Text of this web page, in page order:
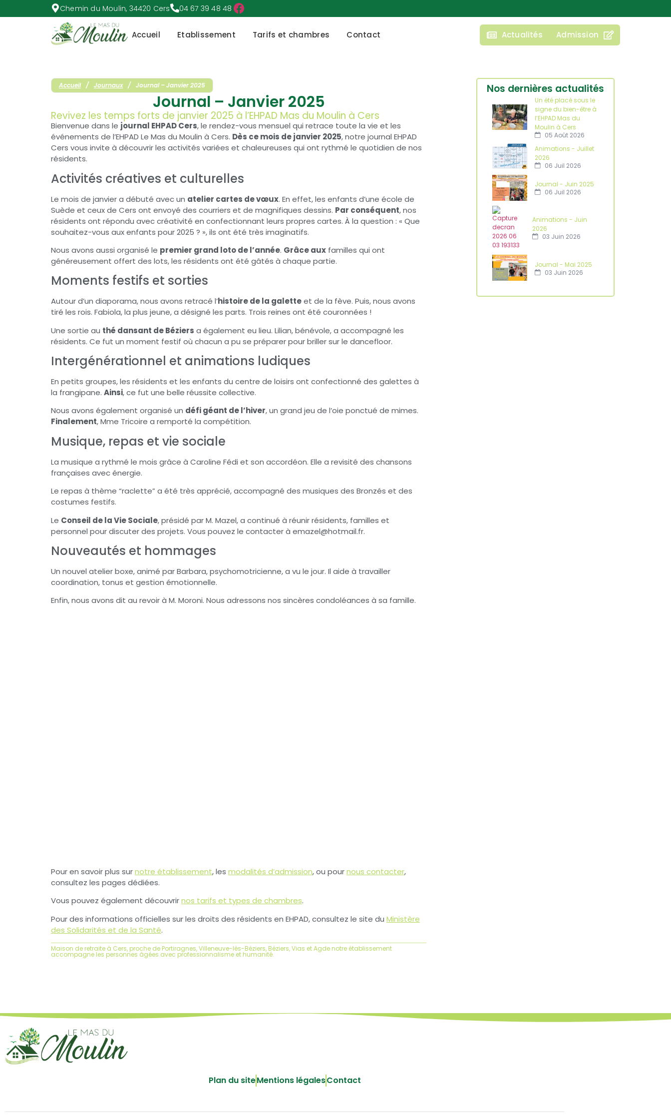
Chemin du Moulin, 34420 Cers 04 67 39 48 48
Accueil Etablissement Tarifs et chambres Contact Actualités Admission
Accueil / Journaux / Journal – Janvier 2025
Journal – Janvier 2025
Revivez les temps forts de janvier 2025 à l’EHPAD Mas du Moulin à Cers
Bienvenue dans le journal EHPAD Cers, le rendez-vous mensuel qui retrace toute la vie et les
événements de l’EHPAD Le Mas du Moulin à Cers. Dès ce mois de janvier 2025, notre journal EHPAD
Cers vous invite à découvrir les activités variées et chaleureuses qui ont rythmé le quotidien de nos
résidents.
Activités créatives et culturelles
Le mois de janvier a débuté avec un atelier cartes de vœux. En effet, les enfants d’une école de
Suède et ceux de Cers ont envoyé des courriers et de magnifiques dessins. Par conséquent, nos
résidents ont répondu avec créativité en confectionnant leurs propres cartes. À la question : « Que
souhaitez-vous aux enfants pour 2025 ? », ils ont été très imaginatifs.
Nous avons aussi organisé le premier grand loto de l’année. Grâce aux familles qui ont
généreusement offert des lots, les résidents ont été gâtés à chaque partie.
Moments festifs et sorties
Autour d’un diaporama, nous avons retracé l’histoire de la galetteet de la fève. Puis, nous avons
tiré les rois. Fabiola, la plus jeune, a désigné les parts. Trois reines ont été couronnées !
Une sortie au thé dansant de Béziers a également eu lieu. Lilian, bénévole, a accompagné les
résidents. Ce fut un moment festif où chacun a pu se préparer pour briller sur le dancefloor.
Intergénérationnel et animations ludiques
En petits groupes, les résidents et les enfants du centre de loisirs ont confectionné des galettes à
la frangipane. Ainsi, ce fut une belle réussite collective.
Nous avons également organisé un défi géant de l’hiver, un grand jeu de l’oie ponctué de mimes.
Finalement, Mme Tricoire a remporté la compétition.
Musique, repas et vie sociale
La musique a rythmé le mois grâce à Caroline Fédi et son accordéon. Elle a revisité des chansons
françaises avec énergie.
Le repas à thème “raclette” a été très apprécié, accompagné des musiques des Bronzés et des
costumes festifs.
Le Conseil de la Vie Sociale, présidé par M. Mazel, a continué à réunir résidents, familles et
personnel pour discuter des projets. Vous pouvez le contacter à emazel@hotmail.fr.
Nouveautés et hommages
Un nouvel atelier boxe, animé par Barbara, psychomotricienne, a vu le jour. Il aide à travailler
coordination, tonus et gestion émotionnelle.
Enfin, nous avons dit au revoir à M. Moroni. Nous adressons nos sincères condoléances à sa famille.
Pour en savoir plus surnotre établissement, les modalités d’admission, ou pournous contacter,
consultez les pages dédiées.
Vous pouvez également découvrirnos tarifs et types de chambres.
Pour des informations officielles sur les droits des résidents en EHPAD, consultez le site du Ministère
des Solidarités et de la Santé.
Maison de retraite à Cers, proche de Portiragnes, Villeneuve-lès-Béziers, Béziers, Vias et Agde notre établissement
accompagne les personnes âgées avec professionnalisme et humanité.
Nos dernières actualités
Un été placé sous le
signe du bien-être à
l’EHPAD Mas du
Moulin à Cers
05 Août 2026
Animations - Juillet
2026
06 Juil 2026
Journal - Juin 2025
06 Juil 2026
Animations - Juin
2026
03 Juin 2026
Journal - Mai 2025
03 Juin 2026
Plan du siteMentions légalesContact